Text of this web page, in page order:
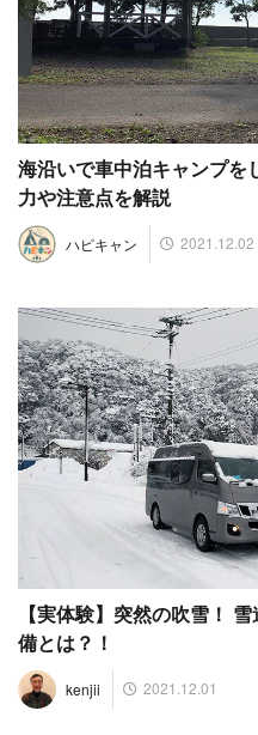
海沿いで車中泊キャンプ
力や注意点を解説
ハピキャン 2021.12.02
【実体験】突然の吹雪！
備とは？！
kenjii 2021.12.01